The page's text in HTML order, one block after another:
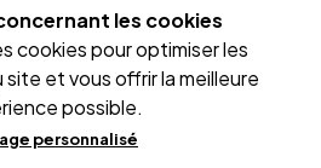
directement de la fiche Google
Ils n'ont ni été collectés ni
par Alexia.fr.
les cookies
cookies pour optimiser les
et vous offrir la meilleure
possible.
personnalisé